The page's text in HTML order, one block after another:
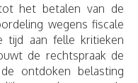
het betalen van de
wegens fiscale
tijd aan felle kritieken
de rechtspraak de
ontdoken belasting